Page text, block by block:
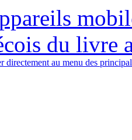
du livre
directement au menu des